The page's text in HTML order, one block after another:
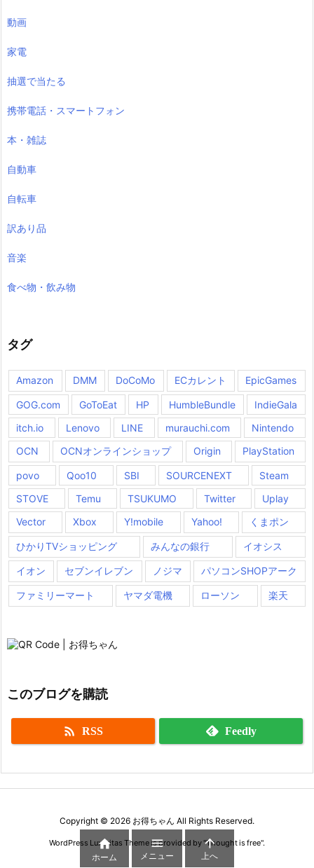
動画
家電
抽選で当たる
携帯電話・スマートフォン
本・雑誌
自動車
自転車
訳あり品
音楽
食べ物・飲み物
タグ
Amazon DMM DoCoMo ECカレント EpicGames
GOG.com GoToEat HP HumbleBundle
IndieGala
itch.io
Lenovo LINE murauchi.com
Nintendo
OCN
OCNオンラインショップ Origin PlayStation
povo Qoo10 SBI SOURCENEXT
Steam
STOVE
Temu TSUKUMO Twitter
Uplay
Vector
Xbox Y!mobile Yahoo! くまポン
ひかりTVショッピング みんなの銀行 イオシス
イオン セブンイレブン ノジマ パソコンSHOPアーク
ファミリーマート ヤマダ電機 ローソン 楽天
このブログを購読
 RSS Feedly
Copyright © 2026 お得ちゃん All Rights Reserved.
WordPress Luxeritas Theme is provided by "Thought is free".

ホーム

メニュー

上へ